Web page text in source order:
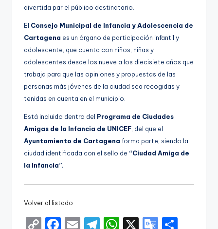
divertida par el público destinatario.
El Consejo Municipal de Infancia y Adolescencia de
Cartagena es un órgano de participación infantil y
adolescente, que cuenta con niños, niñas y
adolescentes desde los nueve a los diecisiete años que
trabaja para que las opiniones y propuestas de las
personas más jóvenes de la ciudad sea recogidas y
tenidas en cuenta en el municipio.
Está incluido dentro del Programa de Ciudades
Amigas de la Infancia de UNICEF , del que el
Ayuntamiento de Cartagena forma parte, siendo la
ciudad identificada con el sello de “Ciudad Amiga de
la Infancia”.
Volver al listado
C F E T W X G